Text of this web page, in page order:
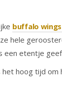
buffalo
hele
een etentje
het hoog tijd om